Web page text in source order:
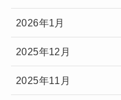
2026年1月
2025年12月
2025年11月